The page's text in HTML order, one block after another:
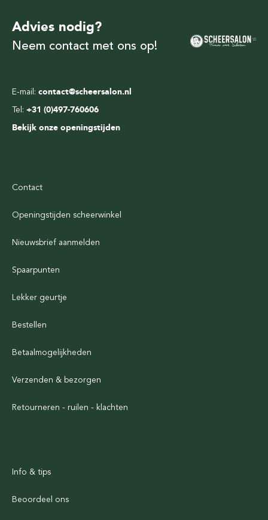
E-mail: contact@scheersalon.nl
Tel: +31 (0)497-760606
Bekijk onze openingstijden
Advies nodig?
Neem contact met ons op!
Contact
Openingstijden scheerwinkel
Nieuwsbrief aanmelden
Spaarpunten
Lekker geurtje
Bestellen
Betaalmogelijkheden
Verzenden & bezorgen
Retourneren - ruilen - klachten
Info & tips
Beoordeel ons